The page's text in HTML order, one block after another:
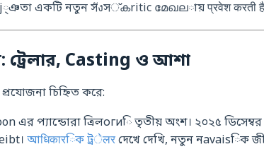
একটি নতুন সังস്കritic മേഖലায় प्रवेश करती
ট্রেলার, Casting ও আশা
চিহ্নিত করে:
এর প্যান্ডোরা ত্রিলогиি তৃতীয় অংশ। ২০২৫
আधिकारিক ট্রेलरদেখে দেখি, নতুন নavaisিক